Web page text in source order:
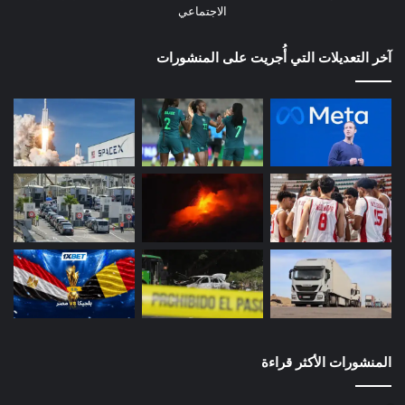
الاجتماعي
آخر التعديلات التي أُجريت على المنشورات
المنشورات الأكثر قراءة